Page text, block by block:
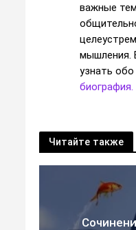
важные
мышления.
узнать
биография.
Читайте также